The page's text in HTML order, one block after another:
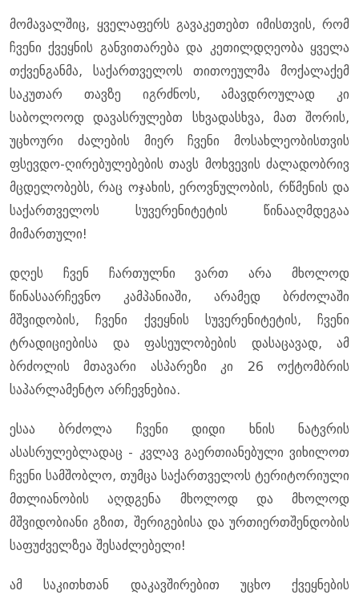
მომავალშიც, ყველაფერს გავაკეთებთ იმისთვის, რომ
ჩვენი ქვეყნის განვითარება და კეთილდღეობა ყველა
თქვენგანმა, საქართველოს თითოეულმა მოქალაქემ
საკუთარ თავზე იგრძნოს, ამავდროულად კი
საბოლოოდ დავასრულებთ სხვადასხვა, მათ შორის,
უცხოური ძალების მიერ ჩვენი მოსახლეობისთვის
ფსევდო-ღირებულებების თავს მოხვევის ძალადობრივ
მცდელობებს, რაც ოჯახის, ეროვნულობის, რწმენის და
საქართველოს სუვერენიტეტის წინააღმდეგაა
მიმართული!
დღეს ჩვენ ჩართულნი ვართ არა მხოლოდ
წინასაარჩევნო კამპანიაში, არამედ ბრძოლაში
მშვიდობის, ჩვენი ქვეყნის სუვერენიტეტის, ჩვენი
ტრადიციებისა და ფასეულობების დასაცავად, ამ
ბრძოლის მთავარი ასპარეზი კი 26 ოქტომბრის
საპარლამენტო არჩევნებია.
ესაა ბრძოლა ჩვენი დიდი ხნის ნატვრის
ასასრულებლადაც - კვლავ გაერთიანებული ვიხილოთ
ჩვენი სამშობლო, თუმცა საქართველოს ტერიტორიული
მთლიანობის აღდგენა მხოლოდ და მხოლოდ
მშვიდობიანი გზით, შერიგებისა და ურთიერთშენდობის
საფუძველზეა შესაძლებელი!
ამ საკითხთან დაკავშირებით უცხო ქვეყნების